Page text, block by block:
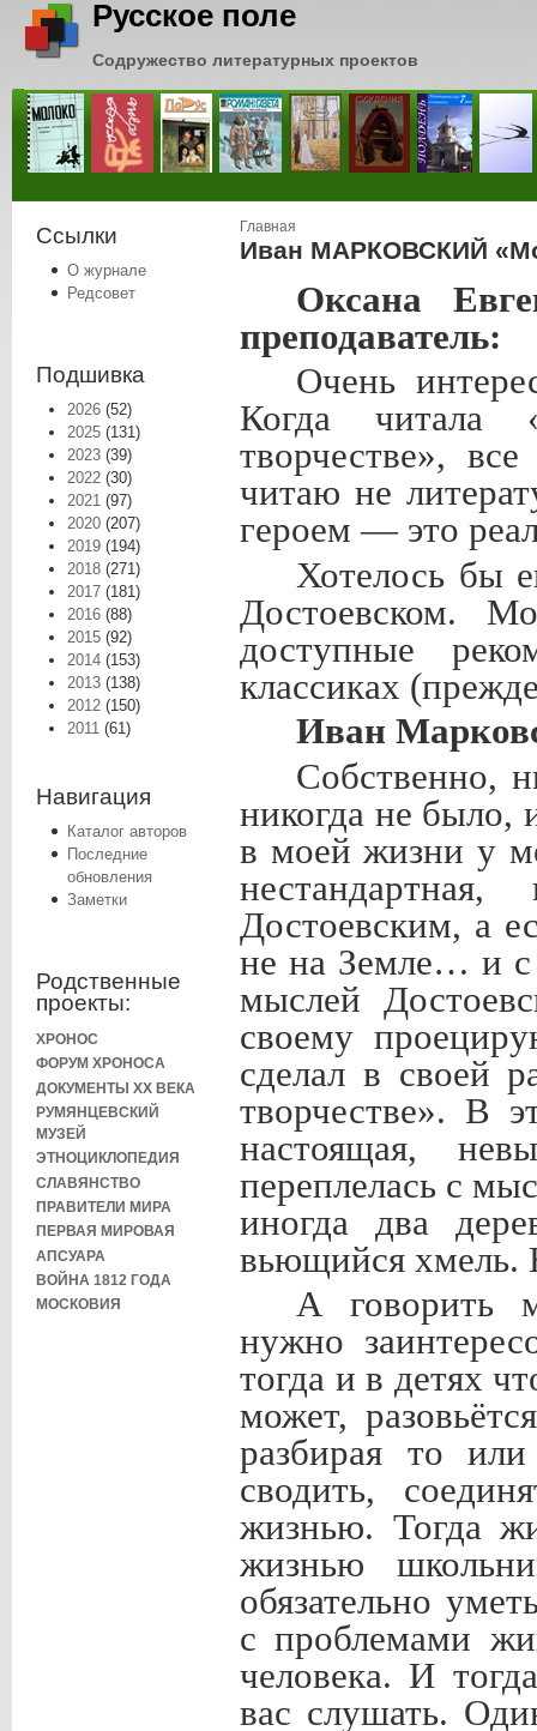
Русское поле
Содружество литературных проектов
Ссылки
О журнале
Редсовет
Подшивка
2026 (52)
2025 (131)
2023 (39)
2022 (30)
2021 (97)
2020 (207)
2019 (194)
2018 (271)
2017 (181)
2016 (88)
2015 (92)
2014 (153)
2013 (138)
2012 (150)
2011 (61)
Навигация
Каталог авторов
Последние
обновления
Заметки
Родственные
проекты:
ХРОНОС
ФОРУМ ХРОНОСА
ДОКУМЕНТЫ XX ВЕКА
РУМЯНЦЕВСКИЙ
МУЗЕЙ
ЭТНОЦИКЛОПЕДИЯ
СЛАВЯНСТВО
ПРАВИТЕЛИ МИРА
ПЕРВАЯ МИРОВАЯ
АПСУАРА
ВОЙНА 1812 ГОДА
МОСКОВИЯ
Вы здесь
Главная
Иван МАРКОВСКИЙ
Оксана
преподаватель:
Очень
Когда
творчестве»,
читаю не
героем — это
Хотелось бы
Достоевском.
доступные
классиках
Иван
Собственно,
никогда не было,
в моей жизни у
Достоевским, а
не на Земле… и с
мыслей
своему
сделал в своей
творчестве». В
настоящая,
переплелась с
иногда два
вьющийся хмель.
А говорить
нужно
тогда и в детях
может,
разбирая то
сводить,
жизнью. Тогда
жизнью
обязательно
с проблемами
человека. И
вас слушать.